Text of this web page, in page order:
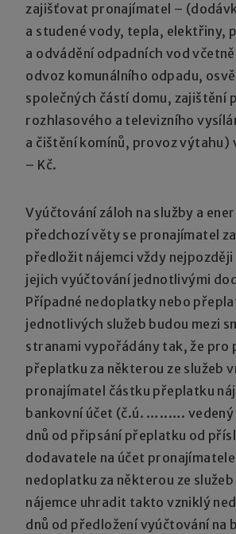
zajišťovat pronajímatel –
a studené vody, tepla, elektřiny,
a odvádění odpadních vod
odvoz komunálního odpadu,
společných částí domu, zajištění
rozhlasového a televizního
a čištění komínů, provoz
– Kč.
Vyúčtování záloh na služby a
předchozí věty se pronajímatel
předložit nájemci vždy nejpozději
jejich vyúčtování jednotlivými
Případné nedoplatky nebo
jednotlivých služeb budou mezi
stranami vypořádány tak, že pro
přeplatku za některou ze služeb
pronajímatel částku přeplatku
bankovní účet (č.ú. …..….
dnů od připsání přeplatku od
dodavatele na účet
nedoplatku za některou ze služeb
nájemce uhradit takto vzniklý
dnů od předložení vyúčtování na